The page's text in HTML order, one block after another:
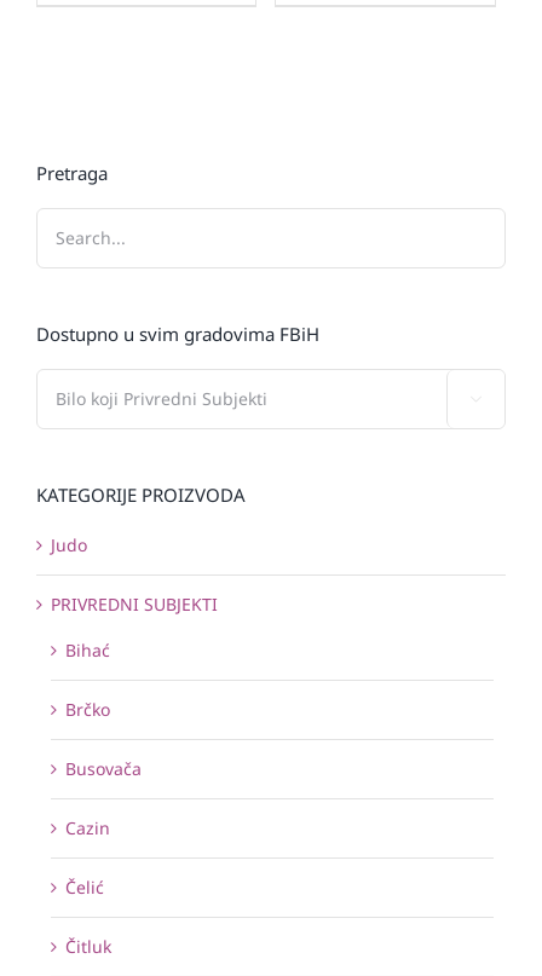
Pretraga
Dostupno u svim gradovima FBiH
KATEGORIJE PROIZVODA
Judo
PRIVREDNI SUBJEKTI
Bihać
Brčko
Busovača
Cazin
Čelić
Čitluk